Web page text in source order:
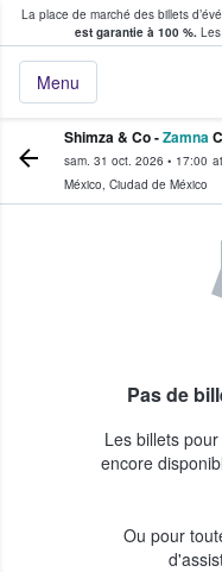
La place de marché des billets
est garantie à 100 %.
Menu
fans achètent
Shimza & Co -Zamna
sam. 31 oct. 2026 • 17:00 at
México, Ciudad de México
Pas de
Les billets
encore
Ou pour